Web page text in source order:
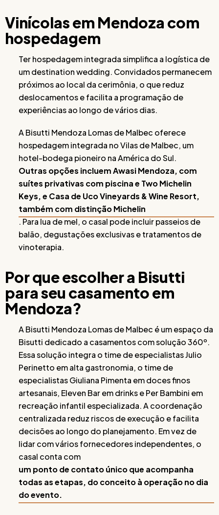
Vinícolas em Mendoza com
hospedagem
Ter hospedagem integrada simplifica a logística de
um destination wedding. Convidados permanecem
próximos ao local da cerimônia, o que reduz
deslocamentos e facilita a programação de
experiências ao longo de vários dias.
A Bisutti Mendoza Lomas de Malbec oferece
hospedagem integrada no Vilas de Malbec, um
hotel-bodega pioneiro na América do Sul.
Outras opções incluem Awasi Mendoza, com
suítes privativas com piscina e Two Michelin
Keys, e Casa de Uco Vineyards & Wine Resort,
também com distinção Michelin
. Para lua de mel, o casal pode incluir passeios de
balão, degustações exclusivas e tratamentos de
vinoterapia.
Por que escolher a Bisutti
para seu casamento em
Mendoza?
A Bisutti Mendoza Lomas de Malbec é um espaço da
Bisutti dedicado a casamentos com solução 360º.
Essa solução integra o time de especialistas Julio
Perinetto em alta gastronomia, o time de
especialistas Giuliana Pimenta em doces finos
artesanais, Eleven Bar em drinks e Per Bambini em
recreação infantil especializada. A coordenação
centralizada reduz riscos de execução e facilita
decisões ao longo do planejamento. Em vez de
lidar com vários fornecedores independentes, o
casal conta com
um ponto de contato único que acompanha
todas as etapas, do conceito à operação no dia
do evento.